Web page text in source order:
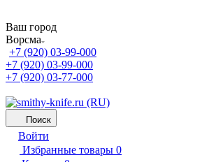
Ваш город
Ворсма
+7 (920) 03-99-000
+7 (920) 03-99-000
+7 (920) 03-77-000
Поиск
Войти
Избранные товары 0